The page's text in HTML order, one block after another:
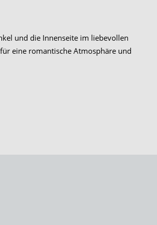
und die Innenseite im liebevollen
eine romantische Atmosphäre und